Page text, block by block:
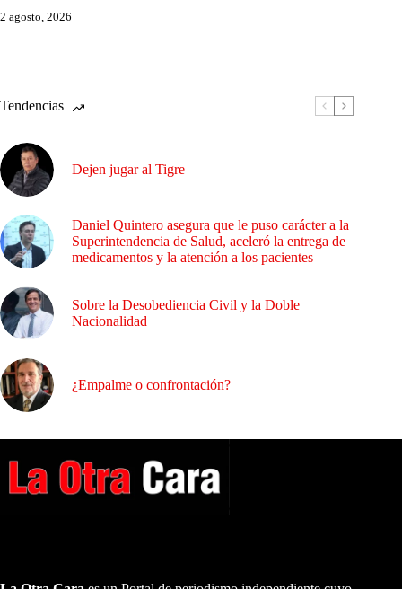
2 agosto, 2026
Tendencias
Dejen jugar al Tigre
Daniel Quintero asegura que le puso carácter a la
Superintendencia de Salud, aceleró la entrega de
medicamentos y la atención a los pacientes
Sobre la Desobediencia Civil y la Doble
Nacionalidad
¿Empalme o confrontación?